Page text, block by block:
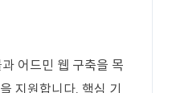
어드민 웹 구축을 목
지원합니다. 핵심 기